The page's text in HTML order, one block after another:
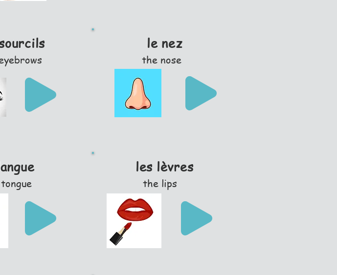
le nez
the nose
les lèvres
the lips